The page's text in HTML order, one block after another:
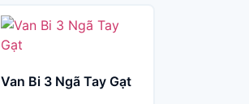
Van Bi 3 Ngã Tay Gạt